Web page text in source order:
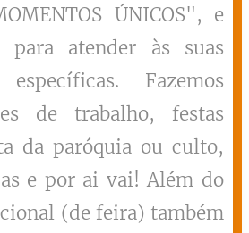
ÚNICOS", e
para atender às suas
específicas. Fazemos
de trabalho, festas
da paróquia ou culto,
e por ai vai! Além do
(de feira) também